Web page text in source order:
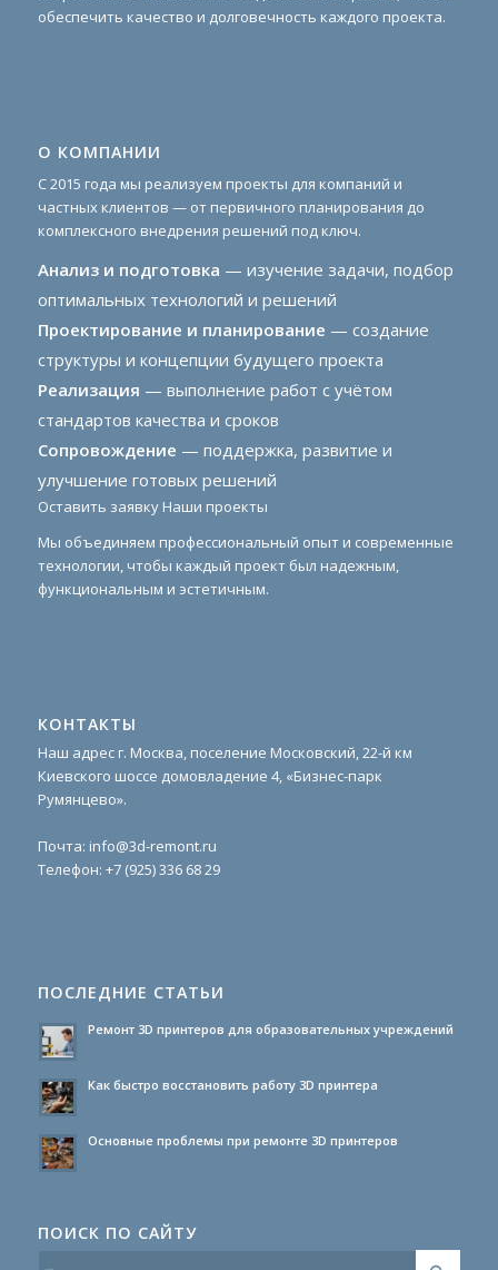
обеспечить качество и долговечность каждого проекта.
О КОМПАНИИ
С 2015 года мы реализуем проекты для компаний и
частных клиентов — от первичного планирования до
комплексного внедрения решений под ключ.
Анализ и подготовка — изучение задачи, подбор
оптимальных технологий и решений
Проектирование и планирование — создание
структуры и концепции будущего проекта
Реализация — выполнение работ с учётом
стандартов качества и сроков
Сопровождение — поддержка, развитие и
улучшение готовых решений
Оставить заявку Наши проекты
Мы объединяем профессиональный опыт и современные
технологии, чтобы каждый проект был надежным,
функциональным и эстетичным.
КОНТАКТЫ
Наш адрес г. Москва, поселение Московский, 22-й км
Киевского шоссе домовладение 4, «Бизнес-парк
Румянцево».
Почта: info@3d-remont.ru
Телефон: +7 (925) 336 68 29
ПОСЛЕДНИЕ СТАТЬИ
Ремонт 3D принтеров для образовательных учреждений
Как быстро восстановить работу 3D принтера
Основные проблемы при ремонте 3D принтеров
ПОИСК ПО САЙТУ